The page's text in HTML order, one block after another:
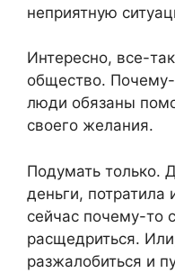
неприятную
Интересно, все-
общество. Почему-
люди обязаны
своего желания.
Подумать только.
деньги, потратила
сейчас почему-то
расщедриться.
разжалобиться и